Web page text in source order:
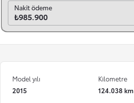
Aylık seç
Nakit ödeme
₺985.900
Model yılı
2015
Kilometre
124.038 km